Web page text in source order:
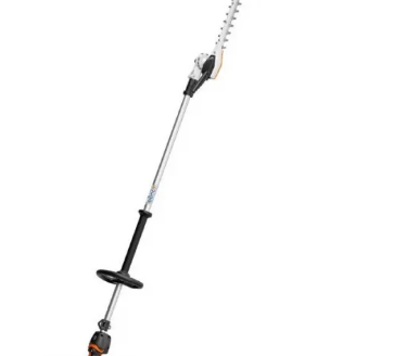
APERÇU